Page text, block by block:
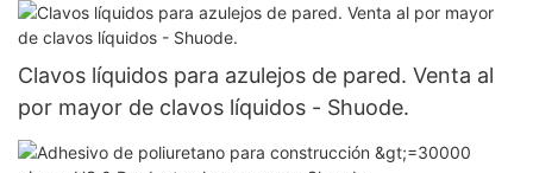
Clavos líquidos para azulejos de pared. Venta al
por mayor de clavos líquidos - Shuode.